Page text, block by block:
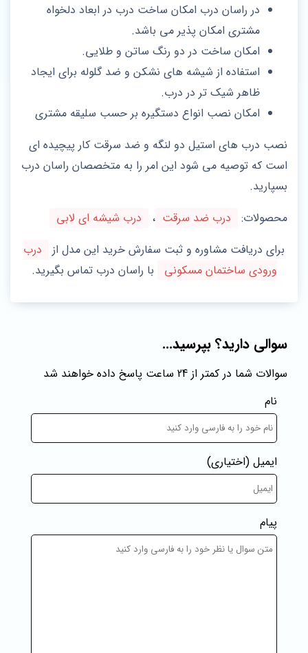
در راسان درب امکان ساخت درب در ابعاد دلخواه
مشتری امکان پذیر می باشد.
امکان ساخت در دو رنگ ساتن و طلایی.
استفاده از شیشه های نشکن و ضد گلوله برای ایجاد
ظاهر شیک تر در درب.
امکان نصب انواع دستگیره بر حسب سلیقه مشتری
نصب درب های استیل دو لنگه و ضد سرقت کار پیچیده ای
است که توصیه می شود این امر را به متخصصان راسان درب
بسپارید.
محصولات:
درب ضد سرقت ،
درب شیشه ای لابی
برای دریافت مشاوره و ثبت سفارش خرید این مدل از
درب
ورودی ساختمان مسکونی
با راسان درب تماس بگیرید.
سوالی دارید؟ بپرسید...
سوالات شما در کمتر از 24 ساعت پاسخ داده خواهند شد
نام
ایمیل (اختیاری)
پیام